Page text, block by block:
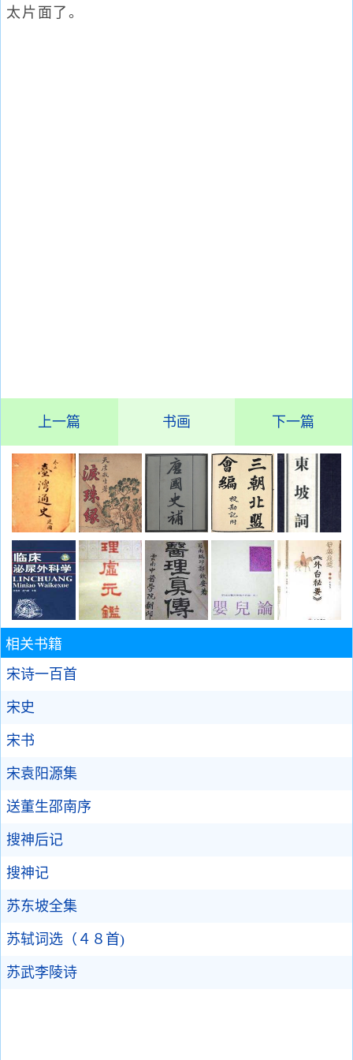
太片面了。
上一篇 书画 下一篇
相关书籍
宋诗一百首
宋史
宋书
宋袁阳源集
送董生邵南序
搜神后记
搜神记
苏东坡全集
苏轼词选（４８首)
苏武李陵诗